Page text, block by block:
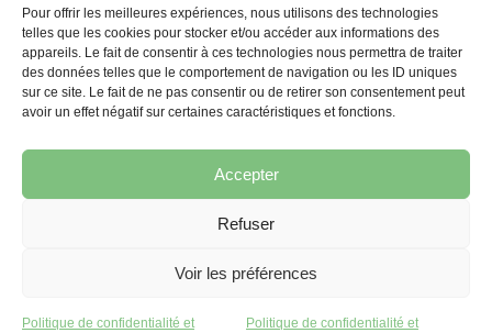
Pour offrir les meilleures expériences, nous utilisons des technologies
telles que les cookies pour stocker et/ou accéder aux informations des
appareils. Le fait de consentir à ces technologies nous permettra de traiter
des données telles que le comportement de navigation ou les ID uniques
sur ce site. Le fait de ne pas consentir ou de retirer son consentement peut
avoir un effet négatif sur certaines caractéristiques et fonctions.
Accepter
Refuser
Voir les préférences
Politique de confidentialité et Politique de confidentialité et
Saint-Germain-En-Laye
Ligne R2-Nord
Tramway T13
20mins à pied du RER A